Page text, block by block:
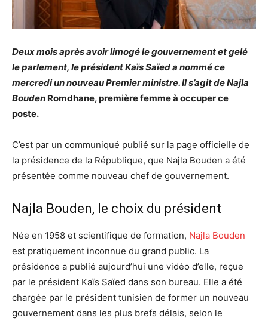
Deux mois après avoir limogé le gouvernement et gelé
le parlement, le président Kaïs Saïed a nommé ce
mercredi un nouveau Premier ministre. Il s’agit de Najla
Bouden Romdhane, première femme à occuper ce
poste.
C’est par un communiqué publié sur la page officielle de
la présidence de la République, que Najla Bouden a été
présentée comme nouveau chef de gouvernement.
Najla Bouden, le choix du président
Née en 1958 et scientifique de formation, Najla Bouden
est pratiquement inconnue du grand public. La
présidence a publié aujourd’hui une vidéo d’elle, reçue
par le président Kaïs Saïed dans son bureau. Elle a été
chargée par le président tunisien de former un nouveau
gouvernement dans les plus brefs délais, selon le